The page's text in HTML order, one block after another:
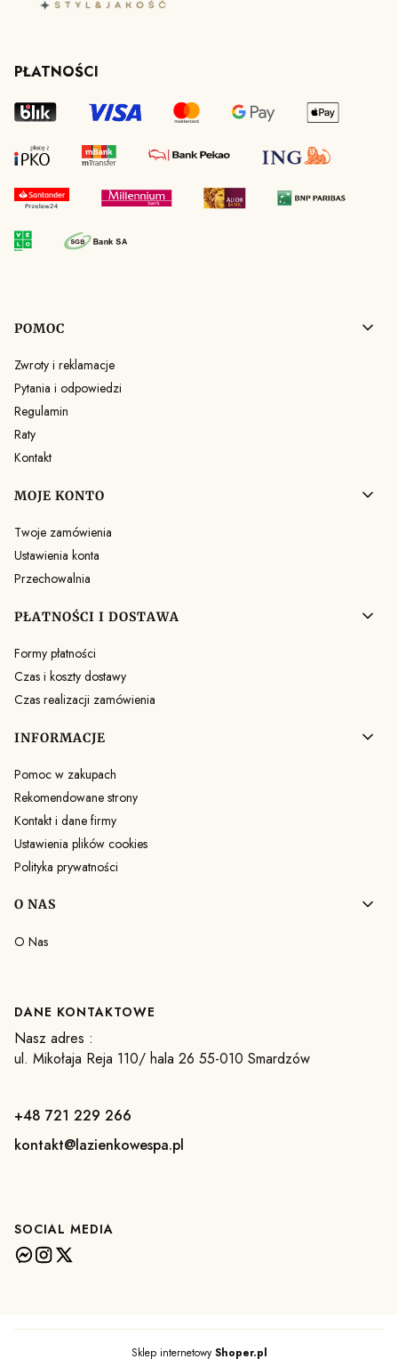
PŁATNOŚCI
Linki w stopce
POMOC
Zwroty i reklamacje
Pytania i odpowiedzi
Regulamin
Raty
Kontakt
MOJE KONTO
Twoje zamówienia
Ustawienia konta
Przechowalnia
PŁATNOŚCI I DOSTAWA
Formy płatności
Czas i koszty dostawy
Czas realizacji zamówienia
INFORMACJE
Pomoc w zakupach
Rekomendowane strony
Kontakt i dane firmy
Ustawienia plików cookies
Polityka prywatności
O NAS
O Nas
DANE KONTAKTOWE
Nasz adres :
ul. Mikołaja Reja 110/ hala 26 55-010 Smardzów
+48 721 229 266
kontakt@lazienkowespa.pl
SOCIAL MEDIA
Sklep internetowyShoper.pl